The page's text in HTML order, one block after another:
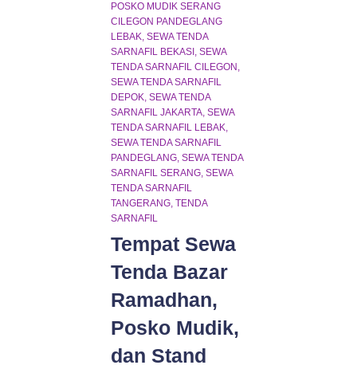
POSKO MUDIK SERANG
CILEGON PANDEGLANG
LEBAK SEWA TENDA
SARNAFIL BEKASI
SEWA
TENDA SARNAFIL CILEGON
SEWA TENDA SARNAFIL
DEPOK SEWA TENDA
SARNAFIL JAKARTA SEWA
TENDA SARNAFIL LEBAK
SEWA TENDA SARNAFIL
PANDEGLANG SEWA TENDA
SARNAFIL SERANG SEWA
TENDA SARNAFIL
TANGERANG TENDA
SARNAFIL
Tempat Sewa
Tenda Bazar
Ramadhan,
Posko Mudik,
dan Stand